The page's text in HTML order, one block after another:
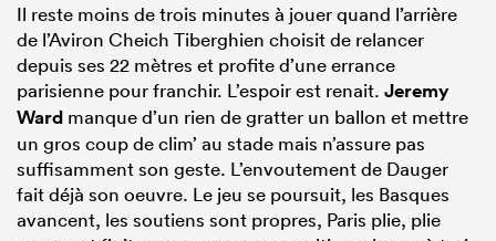
Il reste moins de trois minutes à jouer quand l’arrière
de l’Aviron Cheich Tiberghien choisit de relancer
depuis ses 22 mètres et profite d’une errance
parisienne pour franchir. L’espoir est renait. Jeremy
Ward manque d’un rien de gratter un ballon et mettre
un gros coup de clim’ au stade mais n’assure pas
suffisamment son geste. L’envoutement de Dauger
fait déjà son oeuvre. Le jeu se poursuit, les Basques
avancent, les soutiens sont propres, Paris plie, plie